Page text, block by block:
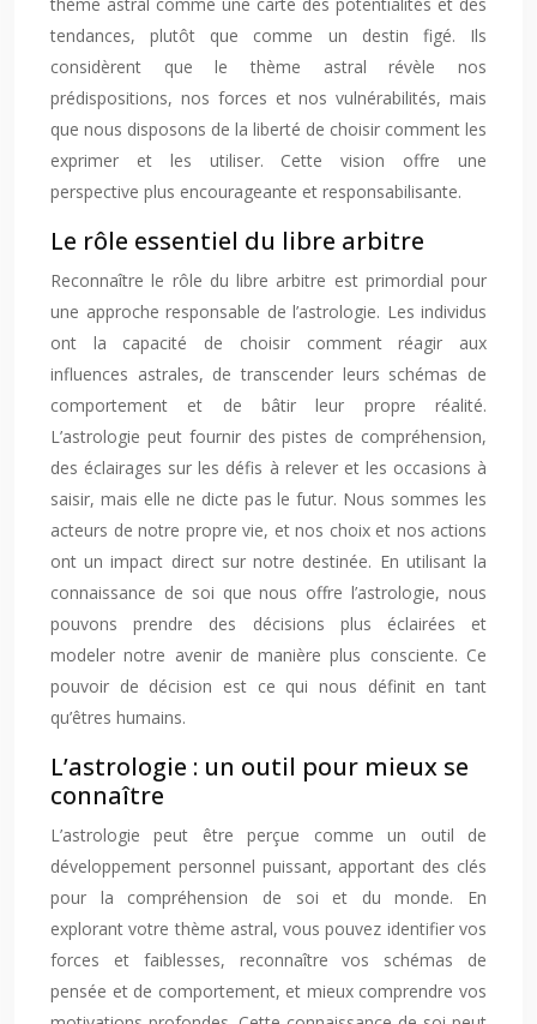
tendances, plutôt que comme un destin figé. Ils
considèrent que le thème astral révèle nos
prédispositions, nos forces et nos vulnérabilités, mais
que nous disposons de la liberté de choisir comment les
exprimer et les utiliser. Cette vision offre une
perspective plus encourageante et responsabilisante.
Le rôle essentiel du libre arbitre
Reconnaître le rôle du libre arbitre est primordial pour
une approche responsable de l’astrologie. Les individus
ont la capacité de choisir comment réagir aux
influences astrales, de transcender leurs schémas de
comportement et de bâtir leur propre réalité.
L’astrologie peut fournir des pistes de compréhension,
des éclairages sur les défis à relever et les occasions à
saisir, mais elle ne dicte pas le futur. Nous sommes les
acteurs de notre propre vie, et nos choix et nos actions
ont un impact direct sur notre destinée. En utilisant la
connaissance de soi que nous offre l’astrologie, nous
pouvons prendre des décisions plus éclairées et
modeler notre avenir de manière plus consciente. Ce
pouvoir de décision est ce qui nous définit en tant
qu’êtres humains.
L’astrologie : un outil pour mieux se
connaître
L’astrologie peut être perçue comme un outil de
développement personnel puissant, apportant des clés
pour la compréhension de soi et du monde. En
explorant votre thème astral, vous pouvez identifier vos
forces et faiblesses, reconnaître vos schémas de
pensée et de comportement, et mieux comprendre vos